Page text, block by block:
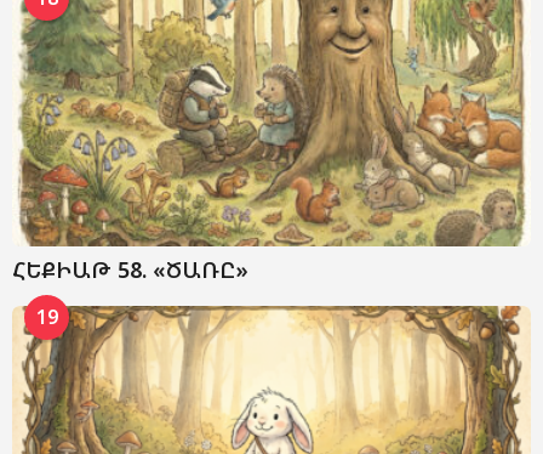
ՀԵՔԻԱԹ 58. «ԾԱՌԸ»
19